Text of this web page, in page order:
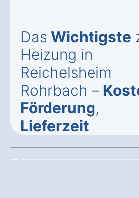
Das Wichtigste
Heizung in
Reichelsheim
Rohrbach –
Förderung,
Lieferzeit